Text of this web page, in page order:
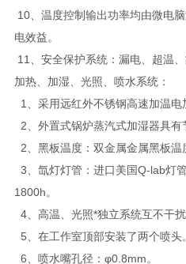
10、温度控制输出功率均由微电
电效益。
11、安全保护系统：漏电、超温
加热、加湿、光照、喷水系统：
1、采用远红外不锈钢高速加温电
2、外置式锅炉蒸汽式加湿器具有
2、黑板温度：双金属金属黑板温
3、氙灯灯管：进口美国Q-lab灯
1800h。
4、高温、光照*独立系统互不干扰
5、在工作室顶部安装了两个喷头
6、喷水嘴孔径：φ0.8mm。